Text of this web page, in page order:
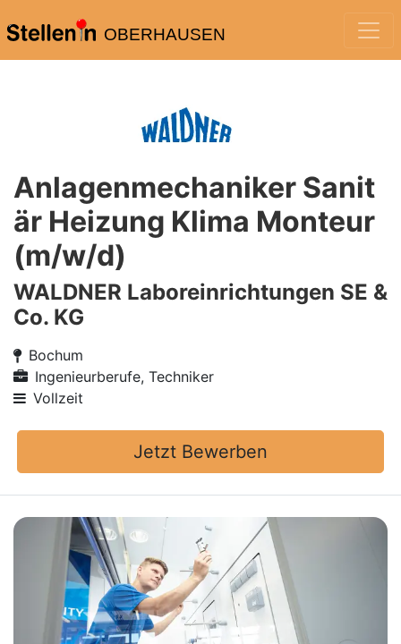
OBERHAUSEN
Anlagenmechaniker Sanit
är Heizung Klima Monteur
(m/w/d)
WALDNER Laboreinrichtungen SE &
Co. KG
Bochum
Ingenieurberufe, Techniker
Vollzeit
Jetzt Bewerben